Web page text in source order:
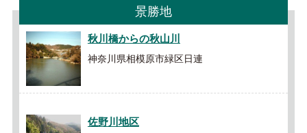
景勝地
秋川橋からの秋山川
神奈川県相模原市緑区日連
佐野川地区